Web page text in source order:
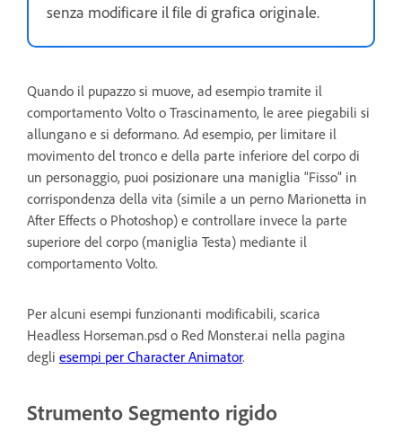
senza modificare il file di grafica originale.
Quando il pupazzo si muove, ad esempio tramite il
comportamento Volto o Trascinamento, le aree piegabili si
allungano e si deformano. Ad esempio, per limitare il
movimento del tronco e della parte inferiore del corpo di
un personaggio, puoi posizionare una maniglia “Fisso” in
corrispondenza della vita (simile a un perno Marionetta in
After Effects o Photoshop) e controllare invece la parte
superiore del corpo (maniglia Testa) mediante il
comportamento Volto.
Per alcuni esempi funzionanti modificabili, scarica
Headless Horseman.psd o Red Monster.ai nella pagina
degli esempi per Character Animator.
Strumento Segmento rigido